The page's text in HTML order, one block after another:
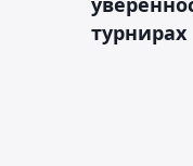
турнирах